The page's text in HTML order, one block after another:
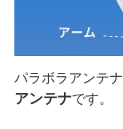
パラボラアンテナ
アンテナです。